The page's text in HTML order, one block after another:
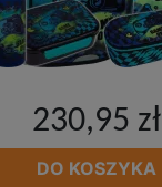
230,95 zł
DO KOSZYKA